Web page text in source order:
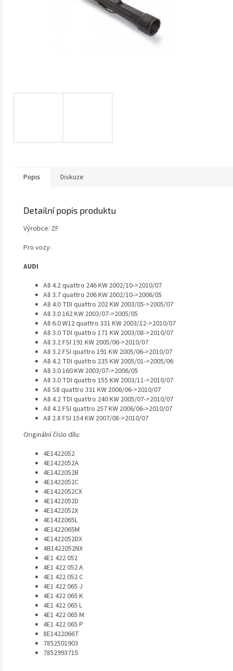
Popis Diskuze
Detailní popis produktu
Výrobce: ZF
Pro vozy:
AUDI
A8 4.2 quattro 246 KW 2002/10->2010/07
A8 3.7 quattro 206 KW 2002/10->2006/05
A8 4.0 TDI quattro 202 KW 2003/05->2005/07
A8 3.0 162 KW 2003/07->2005/05
A8 6.0 W12 quattro 331 KW 2003/12->2010/07
A8 3.0 TDI quattro 171 KW 2003/08->2010/07
A8 3.2 FSI 191 KW 2005/06->2010/07
A8 3.2 FSI quattro 191 KW 2005/06->2010/07
A8 4.2 TDI quattro 235 KW 2005/01->2005/06
A8 3.0 160 KW 2003/07->2006/05
A8 3.0 TDI quattro 155 KW 2003/11->2010/07
A8 S8 quattro 331 KW 2006/06->2010/07
A8 4.2 TDI quattro 240 KW 2005/07->2010/07
A8 4.2 FSI quattro 257 KW 2006/06->2010/07
A8 2.8 FSI 154 KW 2007/08->2010/07
Originální číslo dílu:
4E1422052
4E1422052A
4E1422052B
4E1422052C
4E1422052CX
4E1422052D
4E1422052X
4E1422065L
4E1422065M
4E1422052DX
4B1422052NX
4E1 422 052
4E1 422 052 A
4E1 422 052 C
4E1 422 065 J
4E1 422 065 K
4E1 422 065 L
4E1 422 065 M
4E1 422 065 P
8E1422066T
7852501903
7852993715